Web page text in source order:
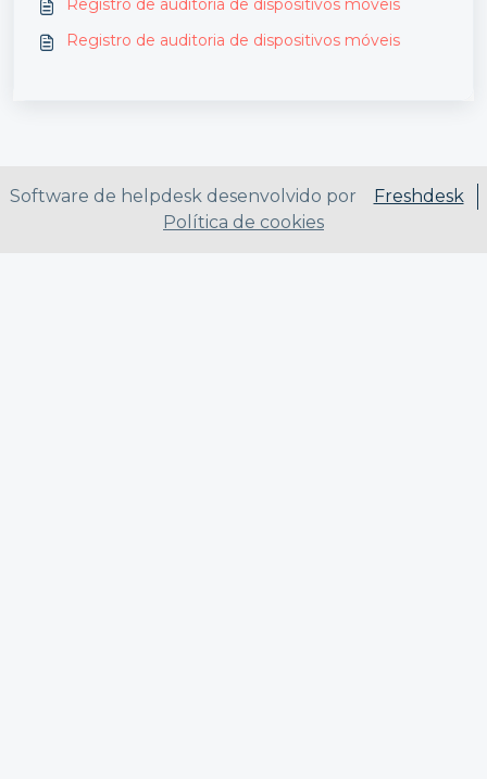
Registro de auditoria de dispositivos móveis
Registro de auditoria de dispositivos móveis
Software de helpdesk desenvolvido por
Freshdesk
Política de cookies